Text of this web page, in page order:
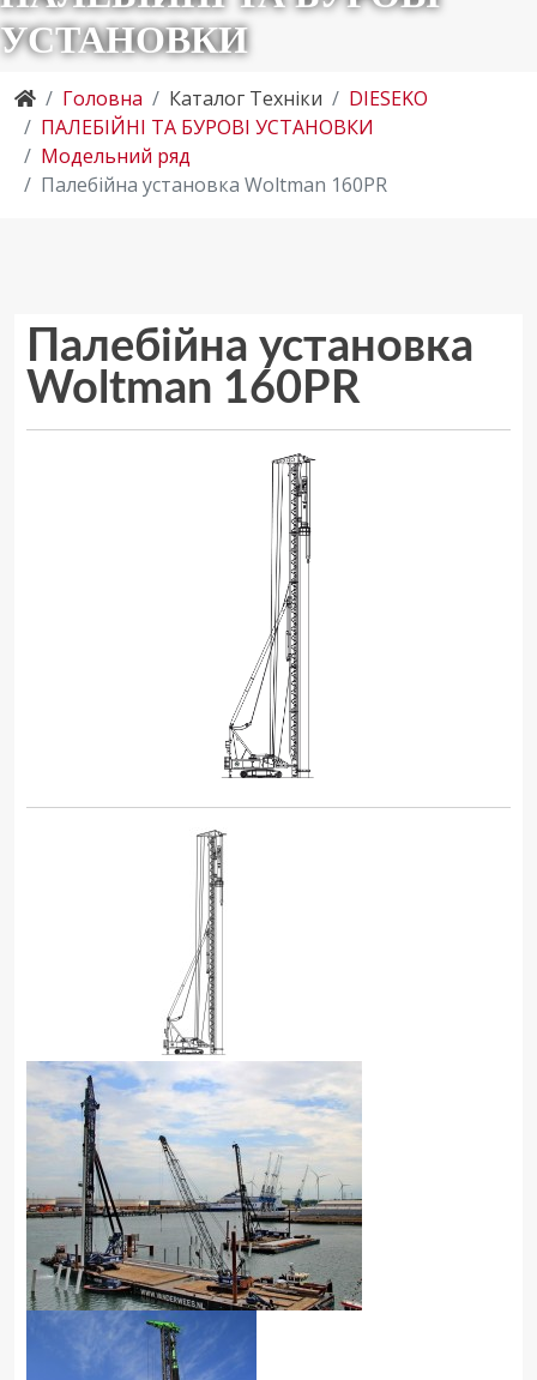
УСТАНОВКИ
Головна Каталог Техніки
DIESEKO
ПАЛЕБІЙНІ ТА БУРОВІ УСТАНОВКИ
Модельний ряд
Палебійна установка Woltman 160PR
Палебійна установка
Woltman 160PR